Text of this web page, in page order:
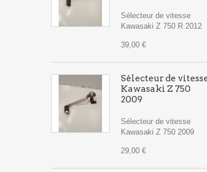
Sélecteur de vitesse
Kawasaki Z 750 R 2012
39,00 €
Sélecteur de
Kawasaki Z 750
2009
Sélecteur de vitesse
Kawasaki Z 750 2009
29,00 €